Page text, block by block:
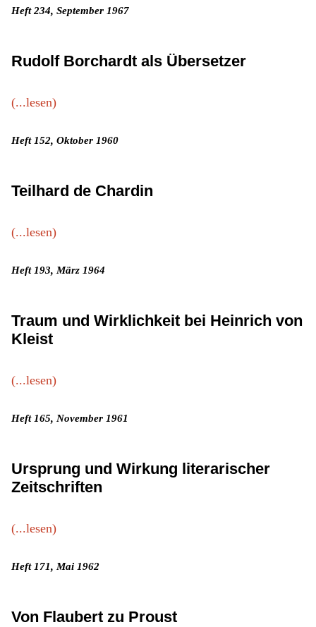
Heft 234, September 1967
Rudolf Borchardt als Übersetzer
(...lesen)
Heft 152, Oktober 1960
Teilhard de Chardin
(...lesen)
Heft 193, März 1964
Traum und Wirklichkeit bei Heinrich von
Kleist
(...lesen)
Heft 165, November 1961
Ursprung und Wirkung literarischer
Zeitschriften
(...lesen)
Heft 171, Mai 1962
Von Flaubert zu Proust